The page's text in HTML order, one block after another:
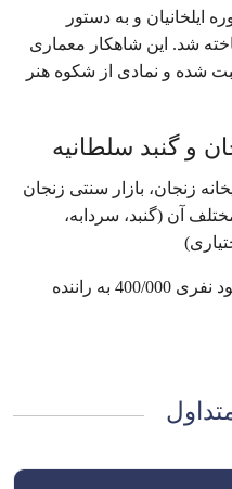
ایلخانیان و به دستور
شد. این شاهکار معماری
شده و نمادی از شکوه هنر
زنجان، بازار سنتی زنجان
آن (گنبد، سردابه،
(اگر از خودروهای گروه استفاده شود نفری 400/000 به راننده